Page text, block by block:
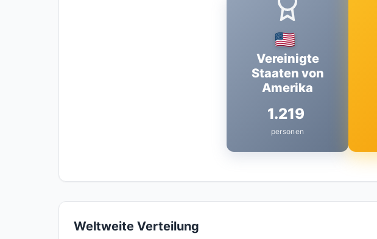
Vereinigte
Staaten von
Amerika
1.219
personen
Weltweite Verteilung